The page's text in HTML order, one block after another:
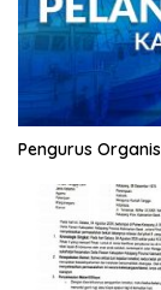
Pengurus